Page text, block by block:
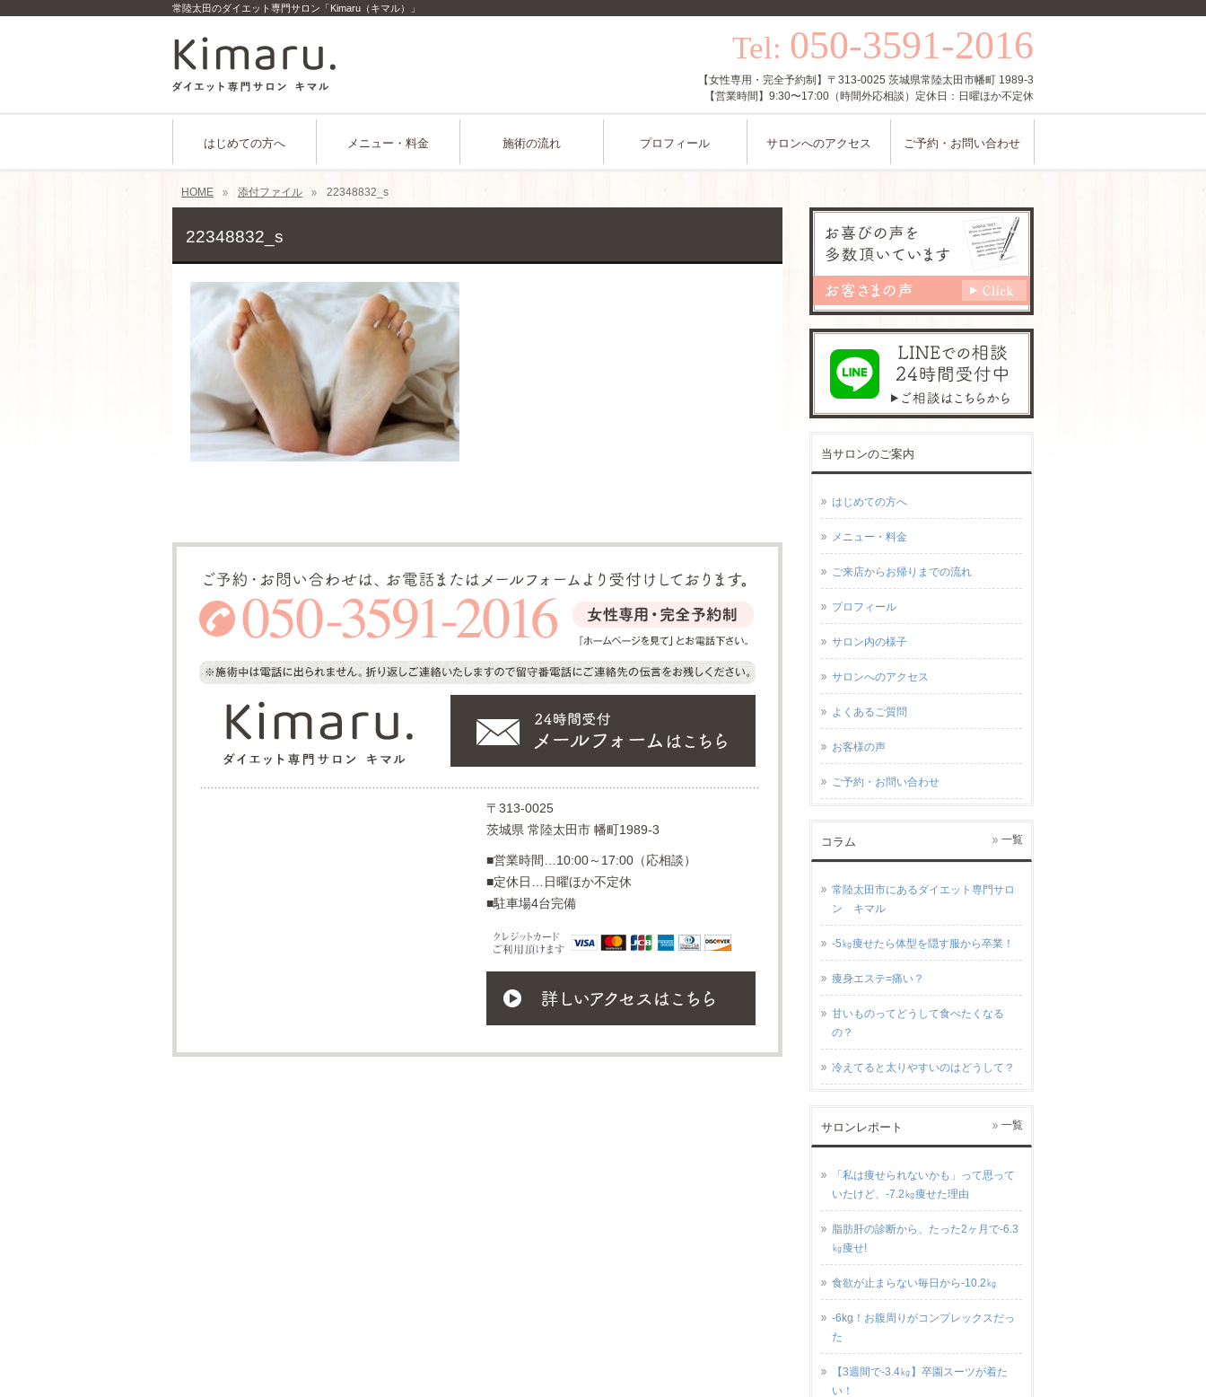
常陸太田のダイエット専門サロン「Kimaru（キマル）」
Tel: 050-3591-2016
【女性専用・完全予約制】〒313-0025 茨城県常陸太田市幡町 1989-3
【営業時間】9:30〜17:00（時間外応相談）定休日：日曜ほか不定休
はじめての方へ メニュー・料金 施術の流れ プロフィール サロンへのアクセス ご予約・お問い合わせ
HOME 添付ファイル 22348832_s
22348832_s
〒313-0025
茨城県 常陸太田市 幡町1989-3
■営業時間…10:00～17:00（応相談）
■定休日…日曜ほか不定休
■駐車場4台完備
当サロンのご案内
はじめての方へ
メニュー・料金
ご来店からお帰りまでの流れ
プロフィール
サロン内の様子
サロンへのアクセス
よくあるご質問
お客様の声
ご予約・お問い合わせ
コラム 一覧
常陸太田市にあるダイエット専門サロ
ン キマル
-5㎏痩せたら体型を隠す服から卒業！
痩身エステ=痛い？
甘いものってどうして食べたくなる
の？
冷えてると太りやすいのはどうして？
サロンレポート 一覧
「私は痩せられないかも」って思って
いたけど、-7.2㎏痩せた理由
脂肪肝の診断から、たった2ヶ月で-6.3
㎏痩せ!
食欲が止まらない毎日から-10.2㎏
-6kg！お腹周りがコンプレックスだっ
た
【3週間で-3.4㎏】卒園スーツが着た
い！